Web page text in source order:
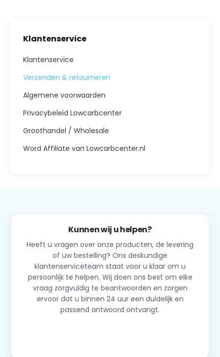
Klantenservice
Klantenservice
Verzenden & retourneren
Algemene voorwaarden
Privacybeleid Lowcarbcenter
Groothandel / Wholesale
Word Affiliate van Lowcarbcenter.nl
Kunnen wij u helpen?
Heeft u vragen over onze producten, de levering
of uw bestelling? Ons deskundige
klantenserviceteam staat voor u klaar om u
persoonlijk te helpen. Wij doen ons best om elke
vraag zorgvuldig te beantwoorden en zorgen
ervoor dat u binnen 24 uur een duidelijk en
passend antwoord ontvangt.